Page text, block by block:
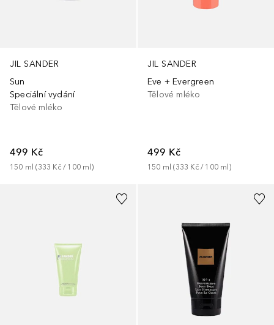
JIL SANDER
Sun
Speciální vydání
Tělové mléko
499 Kč
150 ml (333 Kč / 100 ml )
JIL SANDER
Eve + Evergreen
Tělové mléko
499 Kč
150 ml (333 Kč / 100 ml )